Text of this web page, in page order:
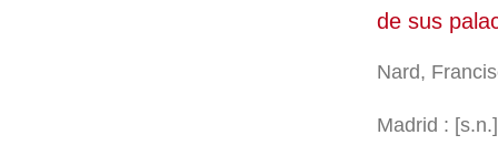
de sus
Nard,
Madrid :